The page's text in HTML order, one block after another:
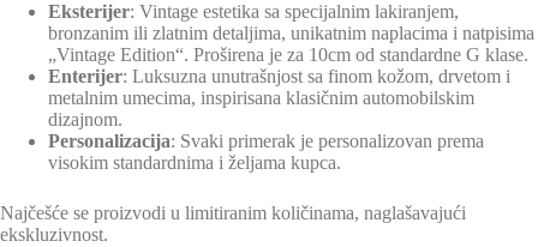
Eksterijer: Vintage estetika sa specijalnim lakiranjem,
bronzanim ili zlatnim detaljima, unikatnim naplacima i natpisima
„Vintage Edition“. Proširena je za 10cm od standardne G klase.
Enterijer: Luksuzna unutrašnjost sa finom kožom, drvetom i
metalnim umecima, inspirisana klasičnim automobilskim
dizajnom.
Personalizacija: Svaki primerak je personalizovan prema
visokim standardnima i željama kupca.
Najčešće se proizvodi u limitiranim količinama, naglašavajući
ekskluzivnost.